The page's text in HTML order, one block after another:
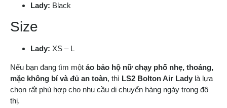
Lady: Black
Size
Lady: XS – L
Nếu bạn đang tìm một áo bảo hộ nữ chạy phố nhẹ, thoáng,
mặc không bí và đủ an toàn, thì LS2 Bolton Air Lady là lựa
chọn rất phù hợp cho nhu cầu di chuyển hàng ngày trong đô
thị.